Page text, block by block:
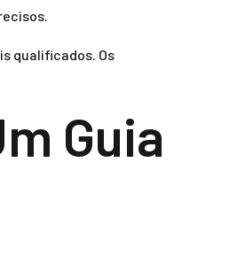
qualificados. Os
Guia